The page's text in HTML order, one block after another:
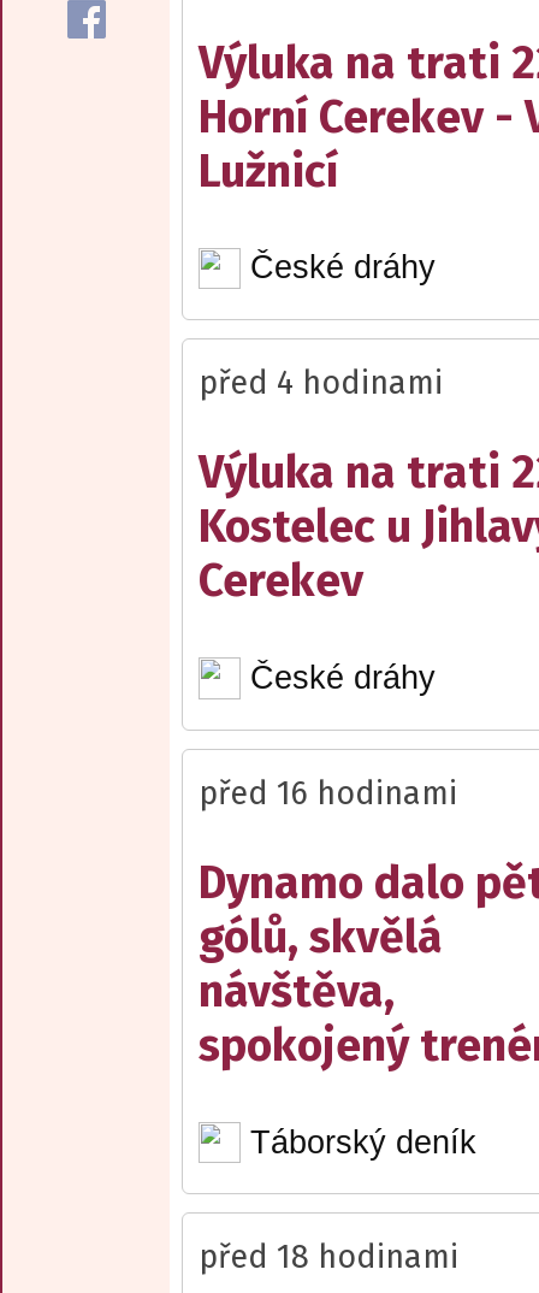
Výluka na trati
Horní Cerekev -
Lužnicí
České dráhy
před 4 hodinami
Výluka na trati
Kostelec u
Cerekev
České dráhy
před 16 hodinami
Dynamo dalo
gólů, skvělá
návštěva,
spokojený
Táborský deník
před 18 hodinami